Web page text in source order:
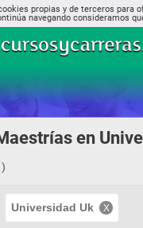
propias y de terceros para
navegando consideramos
en
Universidad Uk